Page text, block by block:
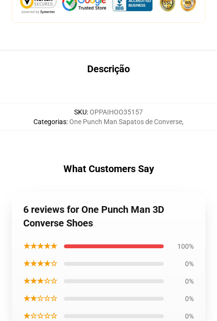
Descrição
SKU:OPPAIHOO35157
Categorias:One Punch Man Sapatos de Converse,
What Customers Say
6 reviews for One Punch Man 3D
Converse Shoes
★★★★★ 100%
★★★★☆ 0%
★★★☆☆ 0%
★★☆☆☆ 0%
★☆☆☆☆ 0%